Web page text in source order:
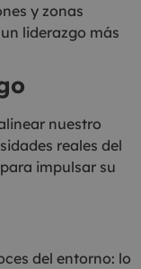
y zonas
liderazgo más
nuestro
reales del
impulsar su
del entorno: lo